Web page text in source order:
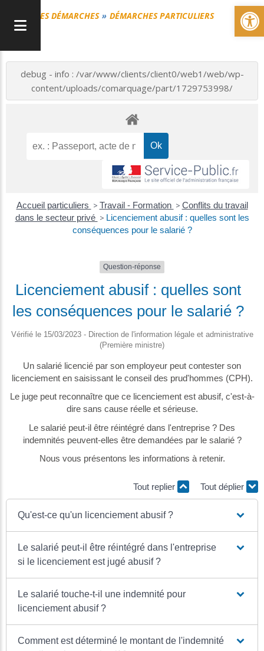
MES DÉMARCHES DÉMARCHES PARTICULIERS
debug - info : /var/www/clients/client0/web1/web/wp-
content/uploads/comarquage/part/1729753998/
Accueil particuliers > Travail - Formation > Conflits du travail
dans le secteur privé > Licenciement abusif : quelles sont les
conséquences pour le salarié ?
Question-réponse
Licenciement abusif : quelles sont
les conséquences pour le salarié ?
Vérifié le 15/03/2023 - Direction de l'information légale et administrative
(Première ministre)
Un salarié licencié par son employeur peut contester son
licenciement en saisissant le conseil des prud'hommes (CPH).
Le juge peut reconnaître que ce licenciement est abusif, c'est-à-
dire sans cause réelle et sérieuse.
Le salarié peut-il être réintégré dans l'entreprise ? Des
indemnités peuvent-elles être demandées par le salarié ?
Nous vous présentons les informations à retenir.
Tout replier Tout déplier
Qu'est-ce qu'un licenciement abusif ?
Le salarié peut-il être réintégré dans l'entreprise
si le licenciement est jugé abusif ?
Le salarié touche-t-il une indemnité pour
licenciement abusif ?
Comment est déterminé le montant de l'indemnité